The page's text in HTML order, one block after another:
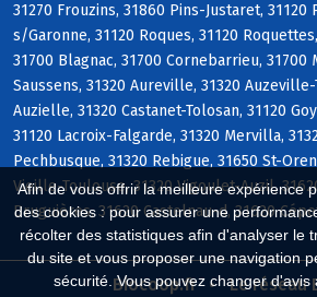
Afin de vous offrir la meilleure expérience
des cookies : pour assurer une
récolter des statistiques afin d'analyser le
du site et vous proposer une navigation
sécurité. Vous pouvez changer d'avis
31270 Frouzins, 31860 Pins-Justaret,
s/Garonne, 31120 Roques, 31120
31700 Blagnac, 31700 Cornebarrieu, 31700
Saussens, 31320 Aureville, 31320
Auzielle, 31320 Castanet-Tolosan, 31120
31120 Lacroix-Falgarde, 31320 Mervilla,
Pechbusque, 31320 Rebigue, 31650 St-
Vieille-Toulouse, 31320 Vigoulet-Auzil,
Bruguières, 31620 Castelnau-d, 31620
Biocoop.fr Le réseau